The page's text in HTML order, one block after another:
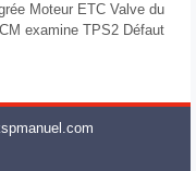
Moteur ETC Valve du
examine TPS2 Défaut